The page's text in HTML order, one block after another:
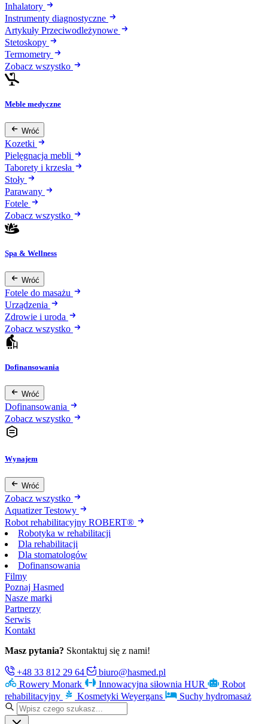
Inhalatory
Instrumenty diagnostyczne
Artykuły Przeciwodleżynowe
Stetoskopy
Termometry
Zobacz wszystko
Meble medyczne
Wróć
Kozetki
Pielęgnacja mebli
Taborety i krzesła
Stoły
Parawany
Fotele
Zobacz wszystko
Spa & Wellness
Wróć
Fotele do masażu
Urządzenia
Zdrowie i uroda
Zobacz wszystko
Dofinansowania
Wróć
Dofinansowania
Zobacz wszystko
Wynajem
Wróć
Zobacz wszystko
Aquatizer Testowy
Robot rehabilitacyjny ROBERT®
Robotyka w rehabilitacji
Dla rehabilitacji
Dla stomatologów
Dofinansowania
Filmy
Poznaj Hasmed
Nasze marki
Partnerzy
Serwis
Kontakt
Masz pytania? Skontaktuj się z nami!
+48 33 812 29 64
biuro@hasmed.pl
Rowery Monark
Innowacyjna siłownia HUR
Robot
rehabilitacyjny
Kosmetyki Weyergans Suchy hydromasaż